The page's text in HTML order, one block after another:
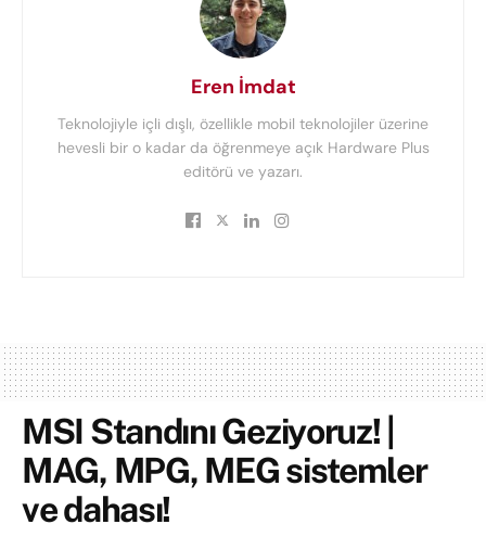
Eren İmdat
Teknolojiyle içli dışlı, özellikle mobil teknolojiler üzerine
hevesli bir o kadar da öğrenmeye açık Hardware Plus
editörü ve yazarı.
MSI Standını Geziyoruz! |
MAG, MPG, MEG sistemler
ve dahası!